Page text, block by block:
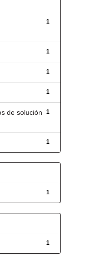
1
1
1
1
1
de solución
1
1
1